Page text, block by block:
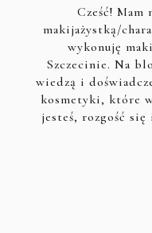
Cześć!
makijażystką/
wykonuję
Szczecinie. Na
wiedzą i
kosmetyki, które
jesteś, rozgość